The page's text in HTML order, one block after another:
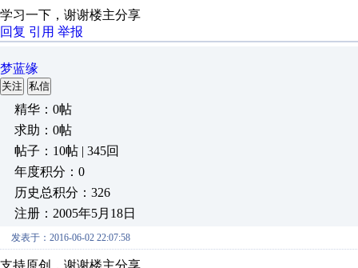
学习一下，谢谢楼主分享
回复 引用 举报
梦蓝缘
关注 私信
精华：0帖
求助：0帖
帖子：10帖 | 345回
年度积分：0
历史总积分：326
注册：2005年5月18日
发表于：2016-06-02 22:07:58
支持原创，谢谢楼主分享